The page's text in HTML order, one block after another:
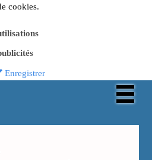
cookies.
Enregistrer